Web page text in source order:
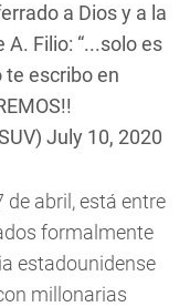
a Dios y a la
Filio: “...solo es
escribo en
July 10, 2020
de abril, está entre
formalmente
estadounidense
millonarias